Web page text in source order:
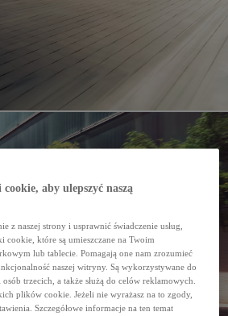
aby ulepszyć naszą
z naszej strony i usprawnić świadczenie usług,
które są umieszczane na Twoim
lub tablecie. Pomagają one nam zrozumieć
naszej witryny. Są wykorzystywane do
osób trzecich, a także służą do celów reklamowych.
plików cookie. Jeżeli nie wyrażasz na to zgody,
Szczegółowe informacje na ten temat